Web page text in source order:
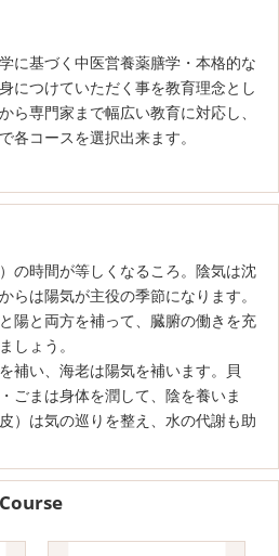
に基づく中医営養薬膳学・本格的な
につけていただく事を教育理念とし
ら専門家まで幅広い教育に対応し、
各コースを選択出来ます。
の時間が等しくなるころ。陰気は沈
らは陽気が主役の季節になります。
陽と両方を補って、臓腑の働きを充
しょう。
補い、海老は陽気を補います。貝
ごまは身体を潤して、陰を養いま
）は気の巡りを整え、水の代謝も助